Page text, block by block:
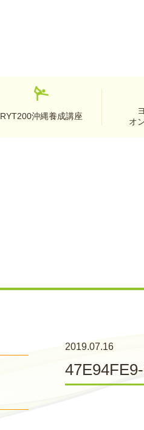
RYT200沖縄養成講座
オ
2019.07.16